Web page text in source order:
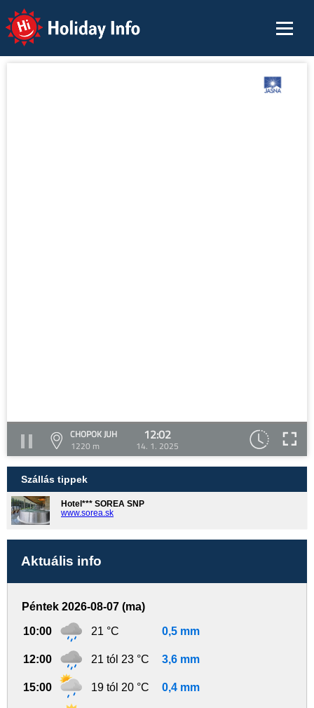
Holiday Info
CHOPOK JUH
1220 m
12:02
14. 1. 2025
Szállás tippek
Hotel*** SOREA SNP
www.sorea.sk
Aktuális info
Péntek 2026-08-07 (ma)
10:00 21 °C 0,5 mm
12:00 21 tól 23 °C 3,6 mm
15:00 19 tól 20 °C 0,4 mm